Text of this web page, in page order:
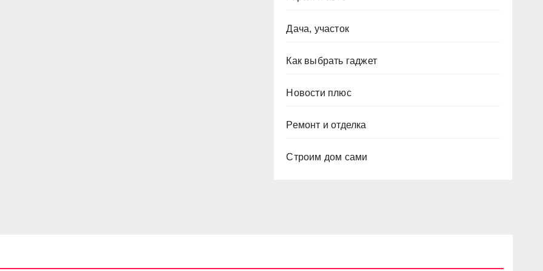
Дача, участок
Как выбрать гаджет
Новости плюс
Ремонт и отделка
Строим дом сами